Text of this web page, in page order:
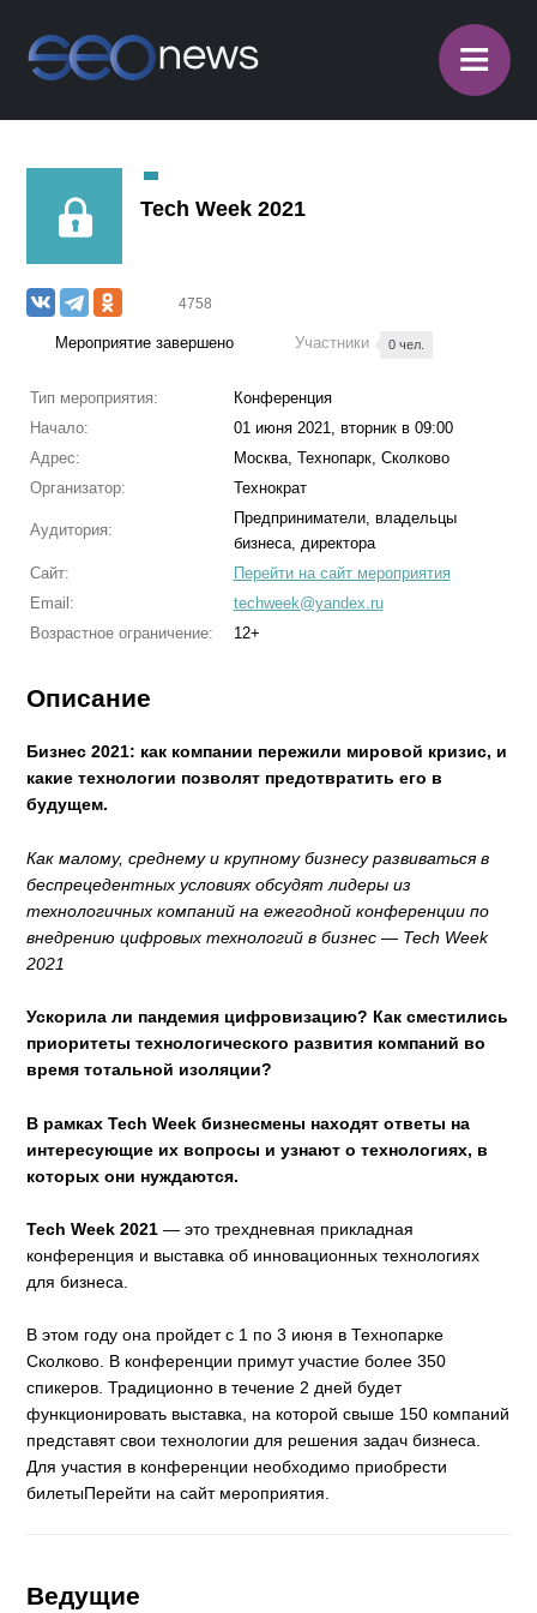
≡
Tech Week 2021
4758
Мероприятие завершено Участники 0 чел.
Тип мероприятия:
Конференция
Начало:
01 июня 2021, вторник в 09:00
Адрес:
Москва, Технопарк, Сколково
Организатор:
Технократ
Аудитория:
Предприниматели, владельцы
бизнеса, директора
Сайт:
Перейти на сайт мероприятия
Email:
techweek@yandex.ru
Возрастное ограничение:
12+
Описание
Бизнес 2021: как компании пережили мировой кризис, и
какие технологии позволят предотвратить его в
будущем.
Как малому, среднему и крупному бизнесу развиваться в
беспрецедентных условиях обсудят лидеры из
технологичных компаний на ежегодной конференции по
внедрению цифровых технологий в бизнес — Tech Week
2021
Ускорила ли пандемия цифровизацию? Как сместились
приоритеты технологического развития компаний во
время тотальной изоляции?
В рамках Tech Week бизнесмены находят ответы на
интересующие их вопросы и узнают о технологиях, в
которых они нуждаются.
Tech Week 2021 — это трехдневная прикладная
конференция и выставка об инновационных технологиях
для бизнеса.
В этом году она пройдет с 1 по 3 июня в Технопарке
Сколково. В конференции примут участие более 350
спикеров. Традиционно в течение 2 дней будет
функционировать выставка, на которой свыше 150 компаний
представят свои технологии для решения задач бизнеса.
Для участия в конференции необходимо приобрести
билетыПерейти на сайт мероприятия.
Ведущие